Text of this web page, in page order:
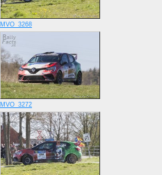
MVO_3268
MVO_3272